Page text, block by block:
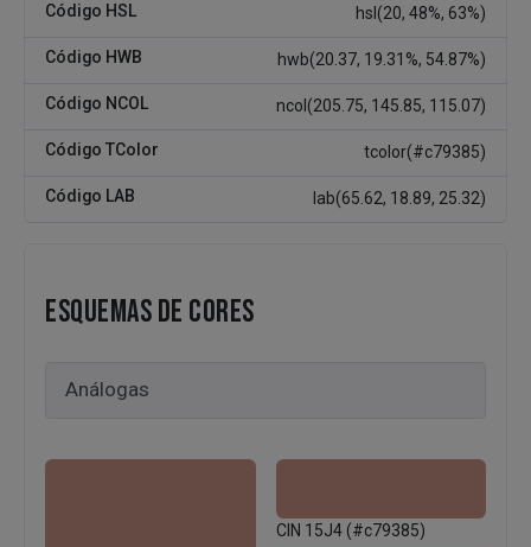
Código HSL hsl(20, 48%, 63%)
Código HWB hwb(20.37, 19.31%, 54.87%)
Código NCOL ncol(205.75, 145.85, 115.07)
Código TColor tcolor(#c79385)
Código LAB lab(65.62, 18.89, 25.32)
ESQUEMAS DE CORES
CIN 15J4 (#c79385)